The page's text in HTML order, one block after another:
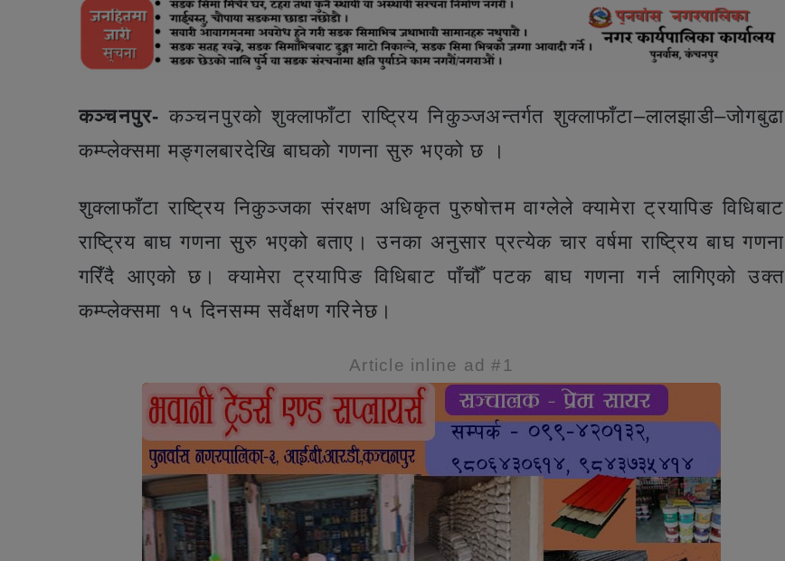
कञ्चनपुर- कञ्चनपुरको शुक्लाफाँटा राष्ट्रिय निकुञ्जअन्तर्गत शुक्लाफाँटा–लालझाडी–जोगबुढा
कम्प्लेक्समा मङ्गलबारदेखि बाघको गणना सुरु भएको छ ।
शुक्लाफाँटा राष्ट्रिय निकुञ्जका संरक्षण अधिकृत पुरुषोत्तम वाग्लेले क्यामेरा ट्रयापिङ विधिबाट
राष्ट्रिय बाघ गणना सुरु भएको बताए। उनका अनुसार प्रत्येक चार वर्षमा राष्ट्रिय बाघ गणना
गरिँदै आएको छ। क्यामेरा ट्रयापिङ विधिबाट पाँचौँ पटक बाघ गणना गर्न लागिएको उक्त
कम्प्लेक्समा १५ दिनसम्म सर्वेक्षण गरिनेछ।
Article inline ad #1